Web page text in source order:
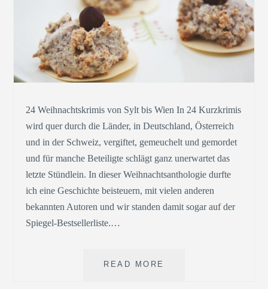
24 Weihnachtskrimis von Sylt bis Wien In 24 Kurzkrimis
wird quer durch die Länder, in Deutschland, Österreich
und in der Schweiz, vergiftet, gemeuchelt und gemordet
und für manche Beteiligte schlägt ganz unerwartet das
letzte Stündlein. In dieser Weihnachtsanthologie durfte
ich eine Geschichte beisteuern, mit vielen anderen
bekannten Autoren und wir standen damit sogar auf der
Spiegel-Bestsellerliste.…
READ MORE